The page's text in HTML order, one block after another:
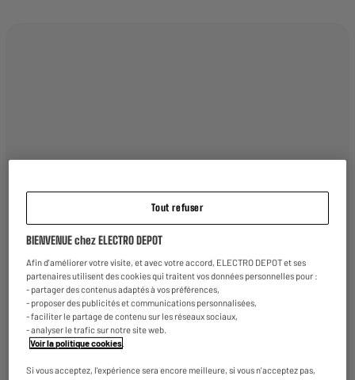
ressources en ligne Utiliser des applications d’économie
récapitulatif
Quelques chiffres clés pour savoir
combien consomme une tablette
À l’heure actuelle, le prix de l’électricité a augmenté de
15 % en moyenne. Notre consommation électrique a une
incidence majeure sur l’environnement. Chaque jour,
Tout refuser
BIENVENUE chez ELECTRO DEPOT
Afin d'améliorer votre visite, et avec votre accord, ELECTRO DEPOT et ses
partenaires utilisent des cookies qui traitent vos données personnelles pour :
- partager des contenus adaptés à vos préférences,
- proposer des publicités et communications personnalisées,
- faciliter le partage de contenu sur les réseaux sociaux,
- analyser le trafic sur notre site web.
Voir la politique cookies
Si vous acceptez, l'expérience sera encore meilleure, si vous n'acceptez pas,